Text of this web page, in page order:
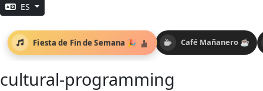
ES
Café Mañanero ☕
Fiesta de Fin de Semana 🎉
cultural-programming